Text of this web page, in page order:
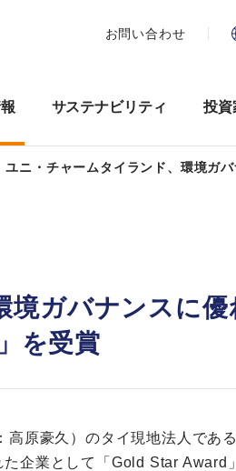
サステナビリティ 投資
お問い合わせ
ユニ・チャームタイランド、環境ガ
ガバナンスに優
を受賞
高原豪久）のタイ現地法人で
企業として「Gold Star